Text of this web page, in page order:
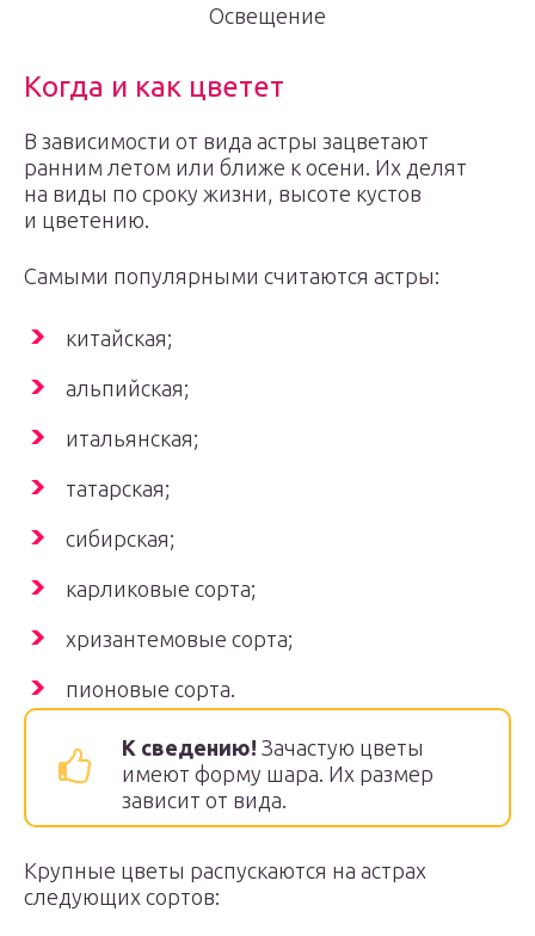
Освещение
Когда и как цветет
В зависимости от вида астры зацветают
ранним летом или ближе к осени. Их делят
на виды по сроку жизни, высоте кустов
и цветению.
Самыми популярными считаются астры:
китайская;
альпийская;
итальянская;
татарская;
сибирская;
карликовые сорта;
хризантемовые сорта;
пионовые сорта.
К сведению! Зачастую цветы
имеют форму шара. Их размер
зависит от вида.
Крупные цветы распускаются на астрах
следующих сортов: